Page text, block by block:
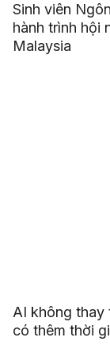
Sinh viên
hành trình hội
Malaysia
AI không thay
có thêm thời